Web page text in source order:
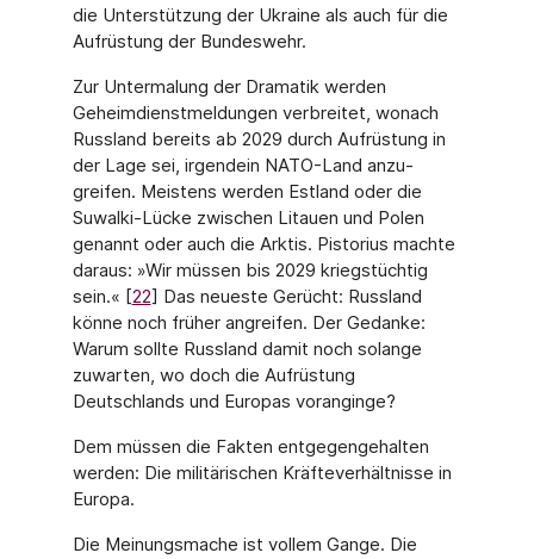
die Unterstützung der Ukraine als auch für die
Aufrüstung der Bundeswehr.
Zur Untermalung der Dramatik werden
Geheimdienstmeldungen verbreitet, wonach
Russland bereits ab 2029 durch Aufrüstung in
der Lage sei, irgendein NATO-Land anzu­
greifen. Meistens werden Estland oder die
Suwalki-Lücke zwischen Litauen und Polen
genannt oder auch die Arktis. Pistorius machte
daraus: »Wir müssen bis 2029 kriegs­tüchtig
sein.« [22] Das neueste Gerücht: Russland
könne noch früher angreifen. Der Ge­danke:
Warum sollte Russland damit noch solange
zuwarten, wo doch die Aufrüstung
Deutschlands und Europas voranginge?
Dem müssen die Fakten entgegengehalten
werden: Die militärischen Kräfteverhältnisse in
Europa.
Die Meinungsmache ist vollem Gange. Die